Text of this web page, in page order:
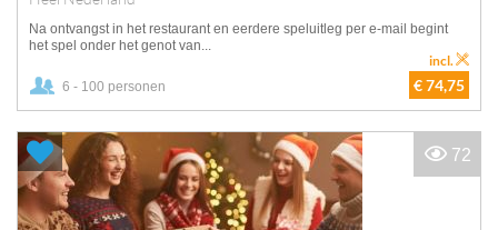
Na ontvangst in het restaurant en eerdere speluitleg per e-mail begint
het spel onder het genot van...
6 - 100 personen € 74,75
incl.
72